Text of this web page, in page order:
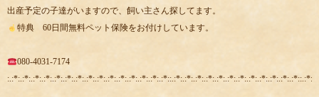
出産予定の子達がいますので、飼い主さん探してます。
特典 60日間無料ペット保険をお付けしています。
080-4031-7174
:.:*:.:*:.:*:.:*:.:*:.:*:.:*:.:*:.:*:.:*:.:*:.:*:.:*:.:*:.:*::.:*:.:*:.:*:.:*:.:*:.:*:.:*:.:*:.:*:.:*:.:*:.:*::.:*:.: